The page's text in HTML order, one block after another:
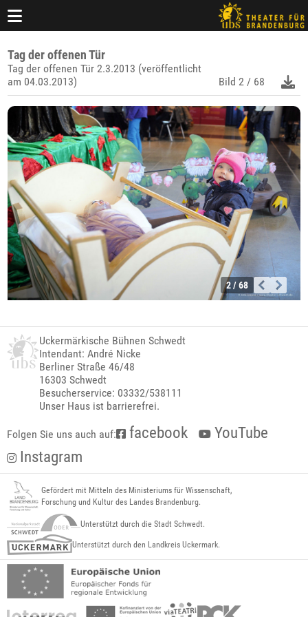
Tag der offenen Tür
Tag der offenen Tür 2.3.2013 (veröffentlicht
am 04.03.2013)
Bild 2 / 68
2 / 68
Uckermärkische Bühnen Schwedt
Intendant: André Nicke
Berliner Straße 46/48
16303 Schwedt
Besucherservice: 03332/538111
Unser Haus ist barrierefrei.
Folgen Sie uns auch auf: facebook
YouTube
Instagram
Gefördert mit Mitteln des Ministeriums für Wissenschaft,
Forschung und Kultur des Landes Brandenburg.
Unterstützt durch die Stadt Schwedt.
Unterstützt durch den Landkreis Uckermark.